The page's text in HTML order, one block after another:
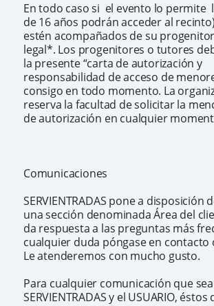
En todo caso si el evento lo permite
de 16 años podrán acceder al
estén acompañados de su
legal*. Los progenitores o tutores
la presente “carta de autorización y
responsabilidad de acceso de
consigo en todo momento. La
reserva la facultad de solicitar la
de autorización en cualquier
Comunicaciones
SERVIENTRADAS pone a disposición
una sección denominada Área del
da respuesta a las preguntas más
cualquier duda póngase en contacto
Le atenderemos con mucho gusto.
Para cualquier comunicación que
SERVIENTRADAS y el USUARIO,